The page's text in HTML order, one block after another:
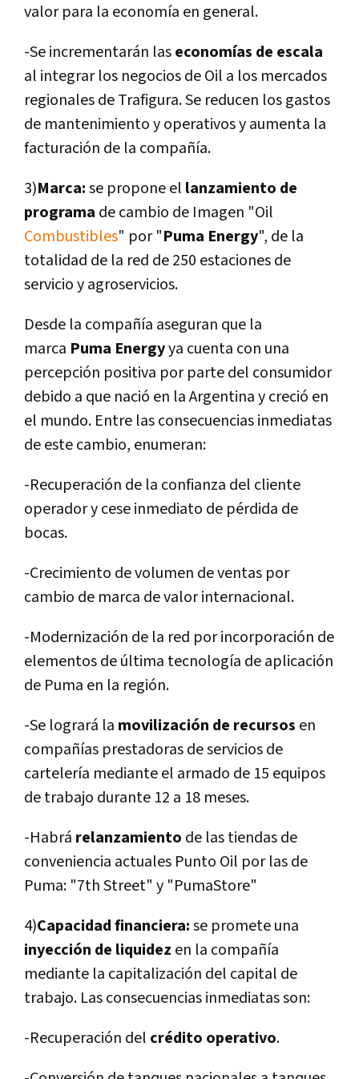
valor para la economí­a en general.
-Se incrementarán laseconomí­as de escala
al integrar los negocios de Oil a los mercados
regionales de Trafigura. Se reducen los gastos
de mantenimiento y operativos y aumenta la
facturación de la compañí­a.
3)Marca:se propone el lanzamiento de
programa de cambio de Imagen "Oil
Combustibles" por "Puma Energy", de la
totalidad de la red de 250 estaciones de
servicio y agroservicios.
Desde la compañí­a aseguran que la
marca Puma Energyya cuenta con una
percepción positiva por parte del consumidor
debido a que nació en la Argentina y creció en
el mundo. Entre las consecuencias inmediatas
de este cambio, enumeran:
-Recuperación de la confianza del cliente
operador y cese inmediato de pérdida de
bocas.
-Crecimiento de volumen de ventas por
cambio de marca de valor internacional.
-Modernización de la red por incorporación de
elementos de última tecnologí­a de aplicación
de Puma en la región.
-Se logrará la movilización de recursos en
compañí­as prestadoras de servicios de
cartelerí­a mediante el armado de 15 equipos
de trabajo durante 12 a 18 meses.
-Habrá relanzamiento de las tiendas de
conveniencia actuales Punto Oil por las de
Puma: "7th Street" y "PumaStore"
4)Capacidad financiera:se promete una
inyección de liquidez en la compañí­a
mediante la capitalización del capital de
trabajo. Las consecuencias inmediatas son:
-Recuperación del crédito operativo.